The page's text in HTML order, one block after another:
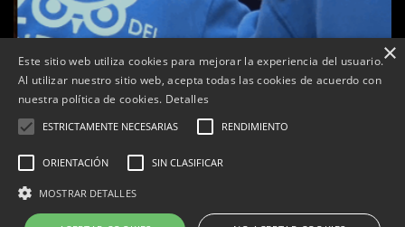
Tàrrega celebra la 25a Fira del Medi Ambient
Per Tàrrega Televisió 18, octubre, 2025 - 12:26
×
Este sitio web utiliza cookies para mejorar la experiencia del usuario.
Al utilizar nuestro sitio web, acepta todas las cookies de acuerdo con
nuestra política de cookies. Detalles
ESTRICTAMENTE NECESARIAS RENDIMIENTO
ORIENTACIÓN SIN CLASIFICAR
MOSTRAR DETALLES